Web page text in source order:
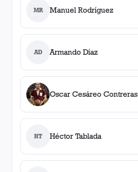
MR Manuel Rodríguez
AD Armando Díaz
Oscar Cesáreo Contreras
HT Héctor Tablada